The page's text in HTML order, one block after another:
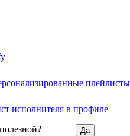
плейлисты
исполнителя в профиле
Да